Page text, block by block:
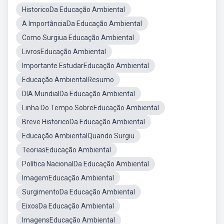
HistoricoDa Educação Ambiental
A ImportânciaDa Educação Ambiental
Como Surgiua Educação Ambiental
LivrosEducação Ambiental
Importante EstudarEducação Ambiental
Educação AmbientalResumo
DIA MundialDa Educação Ambiental
Linha Do Tempo SobreEducação Ambiental
Breve HistoricoDa Educação Ambiental
Educação AmbientalQuando Surgiu
TeoriasEducação Ambiental
Política NacionalDa Educação Ambiental
ImagemEducação Ambiental
SurgimentoDa Educação Ambiental
EixosDa Educação Ambiental
ImagensEducação Ambiental